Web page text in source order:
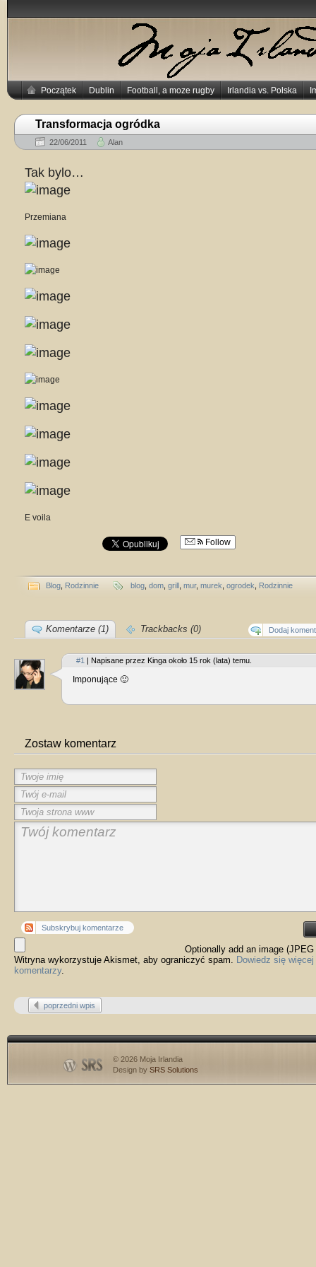
Początek Dublin Football, a moze rugby Irlandia vs. Polska
Transformacja ogródka
22/06/2011 Alan
Tak bylo…
Przemiana
E voila
Follow
Blog Rodzinnie blog dom grill mur, murek ogrodek Rodzinnie
Komentarze (1) Trackbacks (0) Dodaj
#1 | Napisane przez Kinga około 15 rok (lata) temu.
Imponujące 🙂
Zostaw komentarz
Subskrybuj komentarze
Optionally add an image (JPEG
Witryna wykorzystuje Akismet, aby ograniczyć spam. Dowiedz się
komentarzy.
poprzedni wpis
© 2026 Moja Irlandia
Design by SRS Solutions